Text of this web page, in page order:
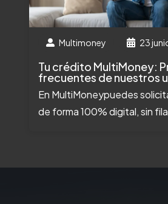
Multimoney 23
Tu crédito MultiMoney:
frecuentes de nuestros
En MultiMoneypuedes
de forma 100% digital, sin